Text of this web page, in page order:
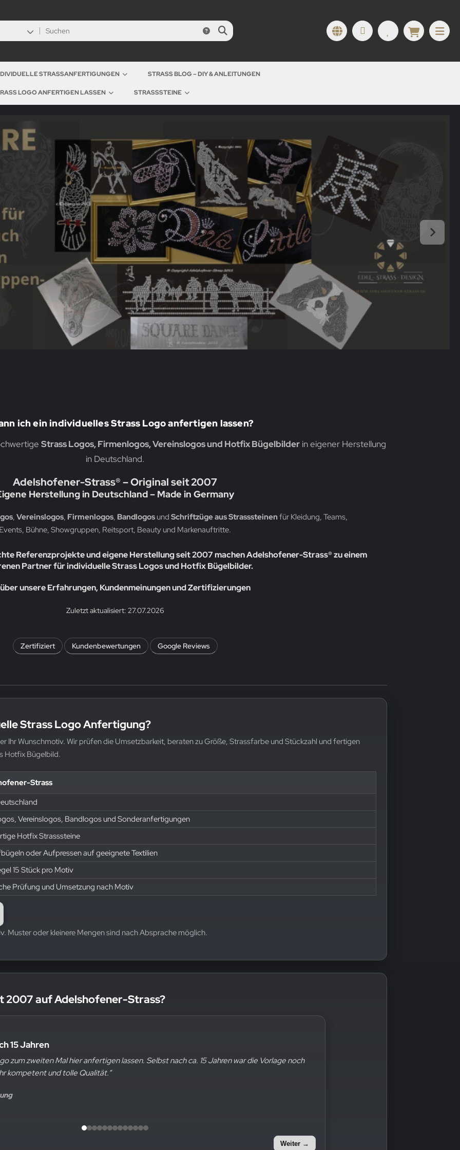
STRASSANFERTIGUNGEN STRASS BLOG – DIY & ANLEITUNGEN
LOGO ANFERTIGEN LASSEN STRASSSTEINE
ich ein individuelles Strass Logo anfertigen lassen?
Strass Logos, Firmenlogos, Vereinslogos und Hotfix Bügelbilder in eigener Herstellung
in Deutschland.
Adelshofener-Strass® – Original seit 2007
Herstellung in Deutschland – Made in Germany
, Vereinslogos, Firmenlogos, Bandlogosund Schriftzüge aus Strasssteinen für Kleidung, Teams,
Events, Bühne, Showgruppen, Reitsport, Beauty und Markenauftritte.
Referenzprojekte und eigene Herstellung seit 2007 machen Adelshofener-Strass® zu einem
Partner für individuelle Strass Logos und Hotfix Bügelbilder.
unsere Erfahrungen, Kundenmeinungen und Zertifizierungen
Zuletzt aktualisiert: 27.07.2026
Zertifiziert Kundenbewertungen Google Reviews
Strass Logo Anfertigung?
Ihr Wunschmotiv. Wir prüfen die Umsetzbarkeit, beraten zu Größe, Strassfarbe und Stückzahl und fertigen
Hotfix Bügelbild.
Strass
Vereinslogos, Bandlogos und Sonderanfertigungen
Hotfix Strasssteine
oder Aufpressen auf geeignete Textilien
15 Stück pro Motiv
Prüfung und Umsetzung nach Motiv
Muster oder kleinere Mengen sind nach Absprache möglich.
2007 auf Adelshofener-Strass?
15 Jahren
zum zweiten Mal hier anfertigen lassen. Selbst nach ca. 15 Jahren war die Vorlage noch
kompetent und tolle Qualität.“
auf T-Shirts uns machen lassen und auch viele Wäschen später sind die Steine immer
mit dem Produkt.“
Bewertung
Weiter →